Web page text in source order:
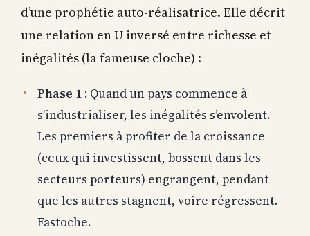
d’une prophétie auto-réalisatrice. Elle décrit
une relation en U inversé entre richesse et
inégalités (la fameuse cloche) :
Phase 1 : Quand un pays commence à
s’industrialiser, les inégalités s’envolent.
Les premiers à profiter de la croissance
(ceux qui investissent, bossent dans les
secteurs porteurs) engrangent, pendant
que les autres stagnent, voire régressent.
Fastoche.